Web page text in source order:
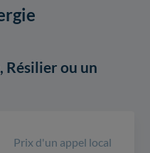
Résilier ou un
Prix d'un appel local